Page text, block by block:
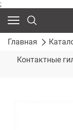
;
Главная
Контактные